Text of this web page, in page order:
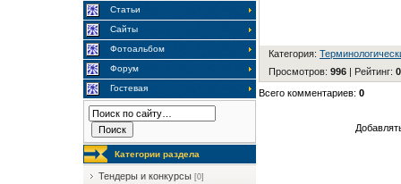
Статьи
Сайты
Фотоальбом
Форум
Гостевая
Категории раздела
Тендеры и конкурсы [0]
Категория:
Просмотров: 996 | Рейтинг:
Всего комментариев: 0